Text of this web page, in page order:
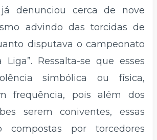
denunciou cerca de nove
advindo das torcidas de
disputava o campeonato
Liga”. Ressalta-se que esses
simbólica ou física,
frequência, pois além dos
serem coniventes, essas
compostas por torcedores